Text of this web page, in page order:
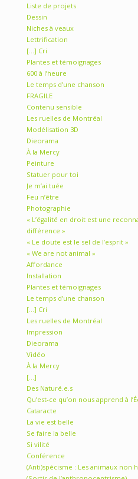
Liste de projets
Dessin
Niches à veaux
Lettrification
[…] Cri
Plantes et témoignages
600 à l’heure
Le temps d’une chanson
FRAGILE
Contenu sensible
Les ruelles de Montréal
Modélisation 3D
Dieorama
À la Mercy
Peinture
Statuer pour toi
Je m’ai tuée
Feu n’être
Photographie
« L’égalité en droit est
différence »
« Le doute est le sel de
« We are not animal »
Affordance
Installation
Plantes et témoignages
Le temps d’une chanson
[…] Cri
Les ruelles de Montréal
Impression
Dieorama
Vidéo
À la Mercy
[…]